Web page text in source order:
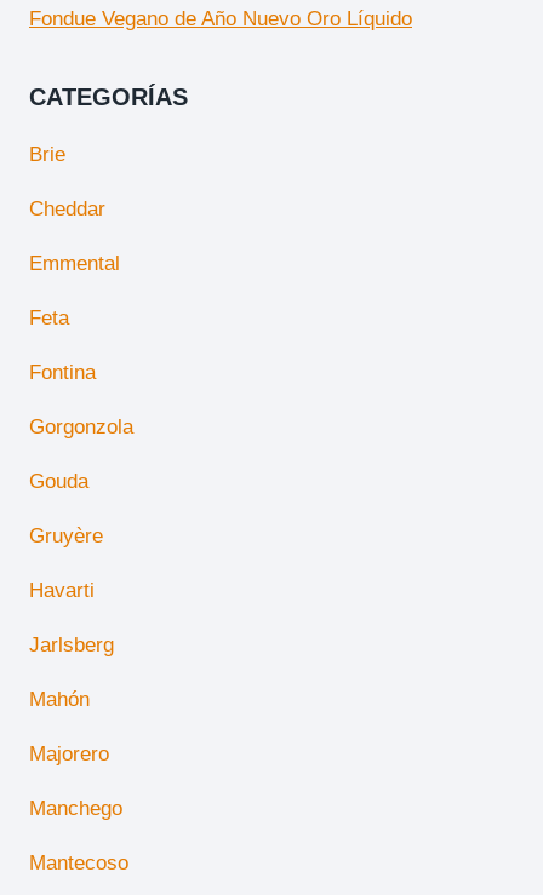
Fondue Vegano de Año Nuevo Oro Líquido
CATEGORÍAS
Brie
Cheddar
Emmental
Feta
Fontina
Gorgonzola
Gouda
Gruyère
Havarti
Jarlsberg
Mahón
Majorero
Manchego
Mantecoso